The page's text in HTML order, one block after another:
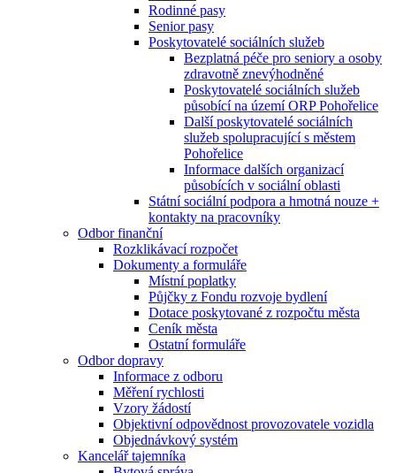
Rodinné pasy
Senior pasy
Poskytovatelé sociálních služeb
Bezplatná péče pro seniory a osoby
zdravotně znevýhodněné
Poskytovatelé sociálních služeb
působící na území ORP Pohořelice
Další poskytovatelé sociálních
služeb spolupracující s městem
Pohořelice
Informace dalších organizací
působících v sociální oblasti
Státní sociální podpora a hmotná nouze +
kontakty na pracovníky
Odbor finanční
Rozklikávací rozpočet
Dokumenty a formuláře
Místní poplatky
Půjčky z Fondu rozvoje bydlení
Dotace poskytované z rozpočtu města
Ceník města
Ostatní formuláře
Odbor dopravy
Informace z odboru
Měření rychlosti
Vzory žádostí
Objektivní odpovědnost provozovatele vozidla
Objednávkový systém
Kancelář tajemníka